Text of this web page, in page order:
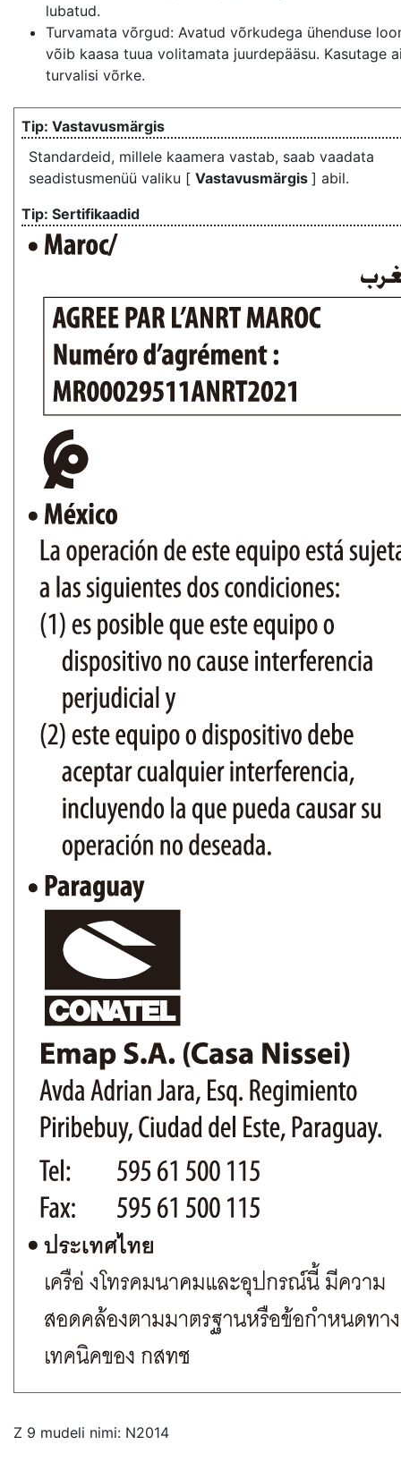
lubatud.
Turvamata võrgud: Avatud võrkudega ühenduse
võib kaasa tuua volitamata juurdepääsu. Kasutage
turvalisi võrke.
Vastavusmärgis
Standardeid, millele kaamera vastab, saab vaadata
seadistusmenüü valiku [ Vastavusmärgis ] abil.
Sertifikaadid
Z 9 mudeli nimi: N2014